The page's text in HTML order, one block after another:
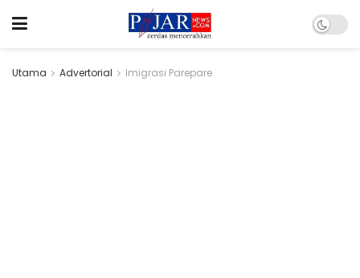
Utama Advertorial Imigrasi Parepare